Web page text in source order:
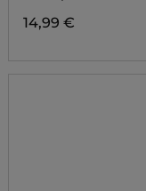
14,99 €